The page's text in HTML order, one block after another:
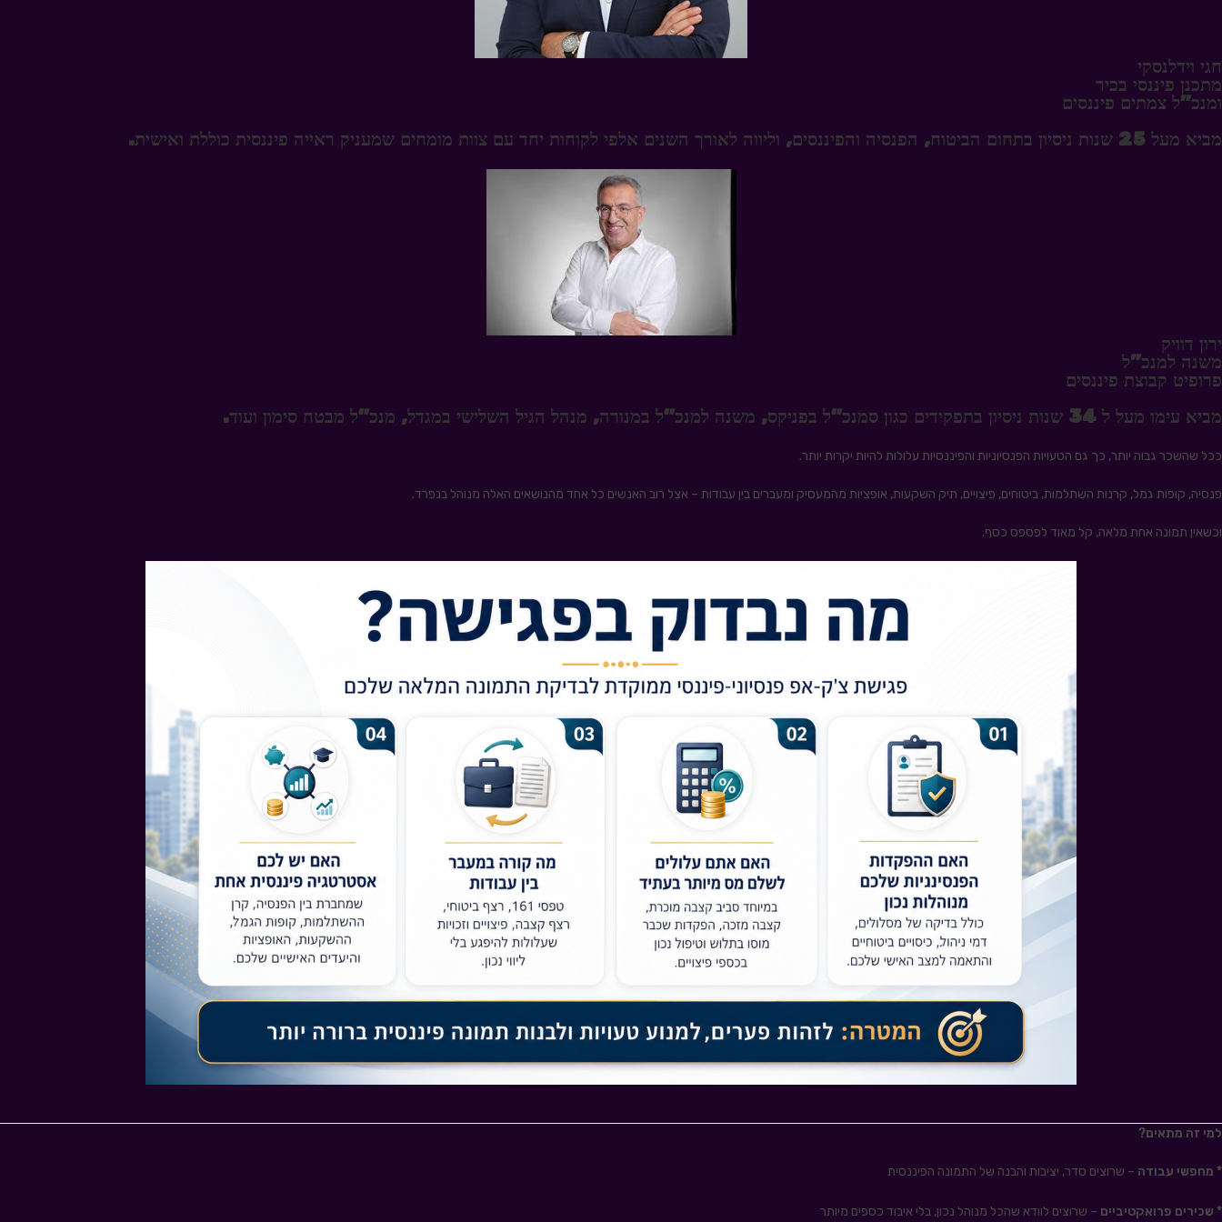
חגי וידלנסקי
מתכנן פיננסי בכיר
ומנכ"ל צמתים פיננסים
מביא מעל 25 שנות ניסיון בתחום הביטוח, הפנסיה והפיננסים, וליווה לאורך השנים אלפי לקוחות יחד עם צוות מומחים שמעניק ראייה פיננסית כוללת ואישית.
ירון דוויק
משנה למנכ"ל
פרופיט קבוצת פיננסים
מביא עימו מעל ל 34 שנות ניסיון בתפקידים כגון סמנכ"ל בפניקס, משנה למנכ"ל במנורה, מנהל הגיל השלישי במגדל, מנכ"ל מבטח סימון ועוד.
ככל שהשכר גבוה יותר, כך גם הטעויות הפנסיוניות והפיננסיות עלולות להיות יקרות יותר.
פנסיה, קופות גמל, קרנות השתלמות, ביטוחים, פיצויים, תיק השקעות, אופציות מהמעסיק ומעברים בין עבודות – אצל רוב האנשים כל אחד מהנושאים האלה מנוהל בנפרד.
וכשאין תמונה אחת מלאה, קל מאוד לפספס כסף.
למי זה מתאים?
* מחפשי עבודה – שרוצים סדר, יציבות והבנה של התמונה הפיננסית
* שכירים פרואקטיביים – שרוצים לוודא שהכל מנוהל נכון, בלי איבוד כספים מיותר